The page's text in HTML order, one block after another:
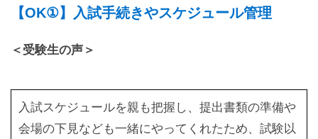
【OK①】入試手続きやスケジュール管理
＜受験生の声＞
入試スケジュールを親も把握し、提出書類の準備や
会場の下見なども一緒にやってくれたため、試験以